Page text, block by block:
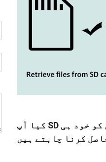
کیا آپ SD کارڈ سے فائلوں کو خود ہی